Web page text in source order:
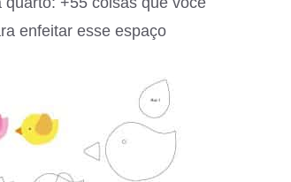
enfeitar esse espaço